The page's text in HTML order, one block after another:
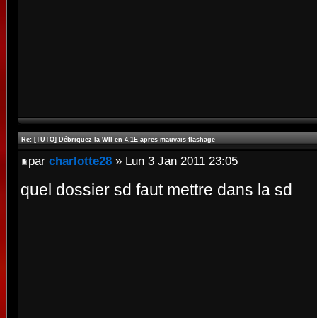
Re: [TUTO] Débriquez la WII en 4.1E apres mauvais flashage
par charlotte28 » Lun 3 Jan 2011 23:05
quel dossier sd faut mettre dans la sd